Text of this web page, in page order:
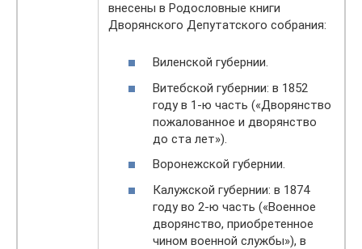
внесены в Родословные книги
Дворянского Депутатского собрания:
Виленской губернии.
Витебской губернии: в 1852
году в 1-ю часть («Дворянство
пожалованное и дворянство
до ста лет»).
Воронежской губернии.
Калужской губернии: в 1874
году во 2-ю часть («Военное
дворянство, приобретенное
чином военной службы»), в